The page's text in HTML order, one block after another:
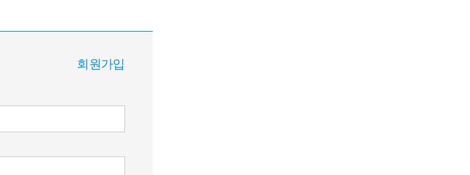
회원가입